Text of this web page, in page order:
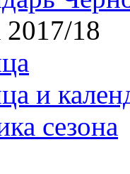
2017/18
и
сезона